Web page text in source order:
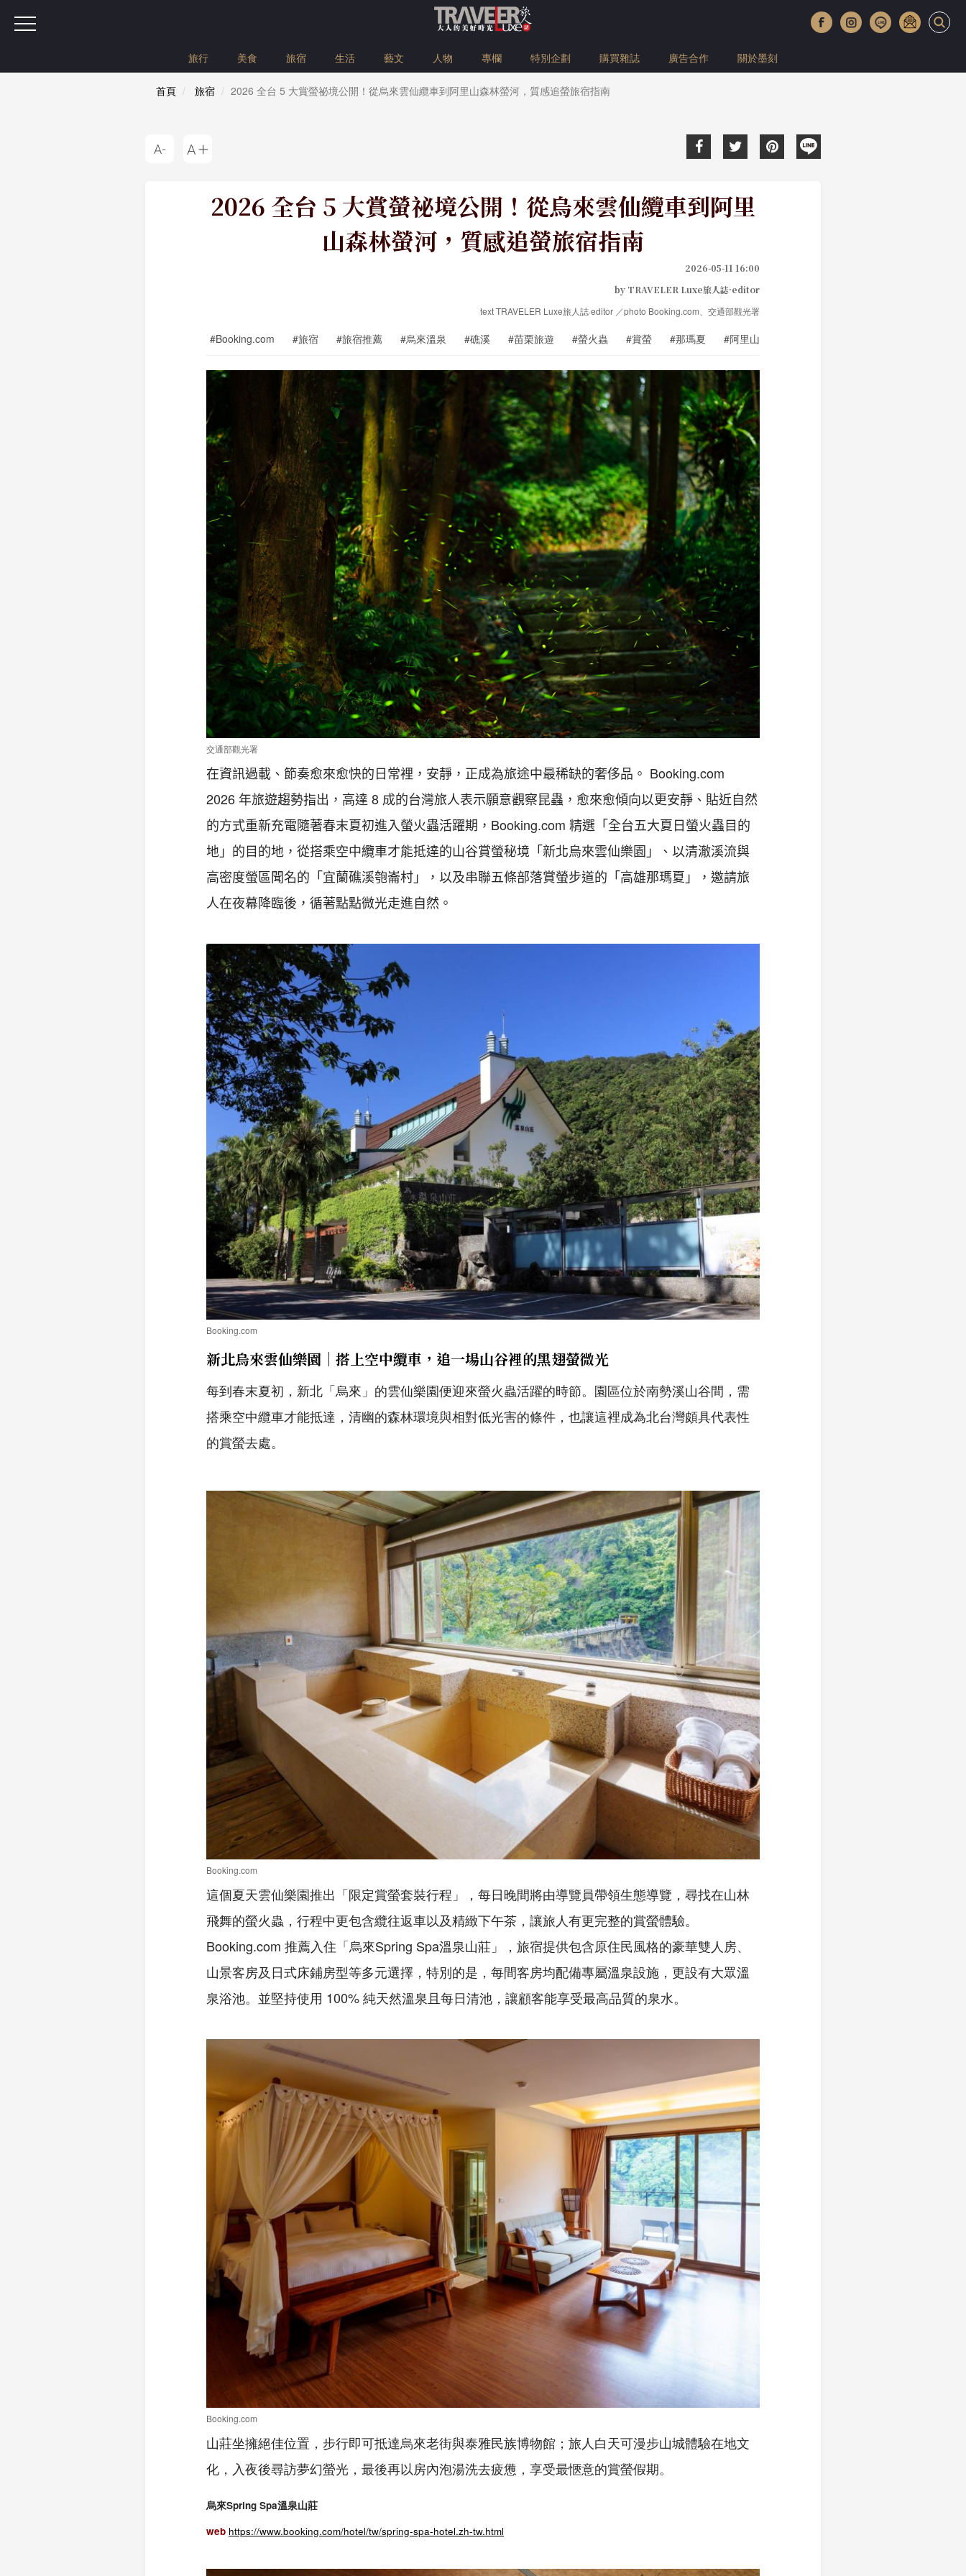
旅行 美食 旅宿 生活 藝文 人物 專欄 特別企劃 購買雜誌 廣告合作 關於墨刻
首頁 旅宿 2026 全台 5 大賞螢祕境公開！從烏來雲仙纜車到阿里山森林螢河，質感追螢旅宿指南
2026 全台 5 大賞螢祕境公開！從烏來雲仙纜車到阿里
山森林螢河，質感追螢旅宿指南
2026-05-11 16:00
by TRAVELER Luxe旅人誌·editor
text TRAVELER Luxe旅人誌·editor ／photo Booking.com、交通部觀光署
#Booking.com #旅宿 #旅宿推薦 #烏來溫泉 #礁溪 #苗栗旅遊 #螢火蟲 #賞螢 #那瑪夏 #阿里山
交通部觀光署
在資訊過載、節奏愈來愈快的日常裡，安靜，正成為旅途中最稀缺的奢侈品。 Booking.com
2026年旅遊趨勢指出，高達 8 成的台灣旅人表示願意觀察昆蟲，愈來愈傾向以更安靜、貼近自然
的方式重新充電隨著春末夏初進入螢火蟲活躍期， Booking.com 精選「全台五大夏日螢火蟲目的
地」的目的地，從搭乘空中纜車才能抵達的山谷賞螢秘境「新北烏來雲仙樂園」、以清澈溪流與
高密度螢區聞名的「宜蘭礁溪匏崙村」，以及串聯五條部落賞螢步道的「高雄那瑪夏」，邀請旅
人在夜幕降臨後，循著點點微光走進自然。
Booking.com
新北烏來雲仙樂園｜搭上空中纜車，追一場山谷裡的黑翅螢微光
每到春末夏初，新北「烏來」的雲仙樂園便迎來螢火蟲活躍的時節。園區位於南勢溪山谷間，需
搭乘空中纜車才能抵達，清幽的森林環境與相對低光害的條件，也讓這裡成為北台灣頗具代表性
的賞螢去處。
Booking.com
這個夏天雲仙樂園推出「限定賞螢套裝行程」，每日晚間將由導覽員帶領生態導覽，尋找在山林
飛舞的螢火蟲，行程中更包含纜往返車以及精緻下午茶，讓旅人有更完整的賞螢體驗。
Booking.com 推薦入住「烏來Spring Spa溫泉山莊」，旅宿提供包含原住民風格的豪華雙人房、
山景客房及日式床鋪房型等多元選擇，特別的是，每間客房均配備專屬溫泉設施，更設有大眾溫
泉浴池。並堅持使用 100% 純天然溫泉且每日清池，讓顧客能享受最高品質的泉水。
Booking.com
山莊坐擁絕佳位置，步行即可抵達烏來老街與泰雅民族博物館；旅人白天可漫步山城體驗在地文
化，入夜後尋訪夢幻螢光，最後再以房內泡湯洗去疲憊，享受最愜意的賞螢假期。
烏來Spring Spa溫泉山莊
web https://www.booking.com/hotel/tw/spring-spa-hotel.zh-tw.html